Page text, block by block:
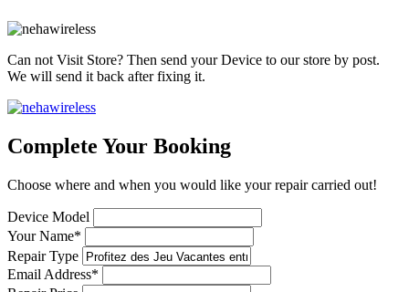
Can not Visit Store? Then send your Device to our store by post.
We will send it back after fixing it.
Complete Your Booking
Choose where and when you would like your repair carried out!
Device Model
Your Name*
Repair Type
Email Address*